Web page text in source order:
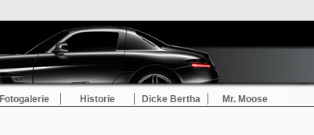
Fotogalerie Historie Dicke Bertha Mr. Moose